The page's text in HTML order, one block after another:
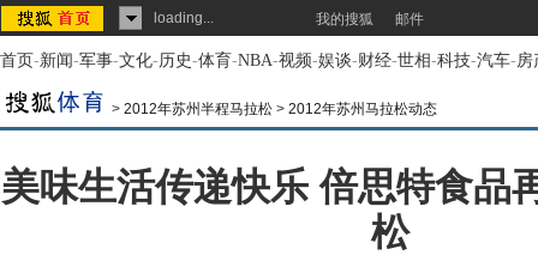
loading... 我的搜狐 邮件
首页-新闻-军事-文化-历史-体育-NBA-视频-娱谈-财经-世相-科技-汽车-房
> 2012年苏州半程马拉松 > 2012年苏州马拉松动态
美味生活传递快乐 倍思特食品
松